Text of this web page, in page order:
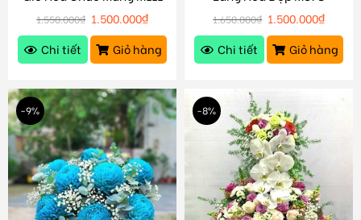
1.550.000₫ 1.500.000₫
Chi tiết
Giỏ hàng
1.650.000₫ 1.500.000₫
Chi tiết
Giỏ hàng
-9% -8%